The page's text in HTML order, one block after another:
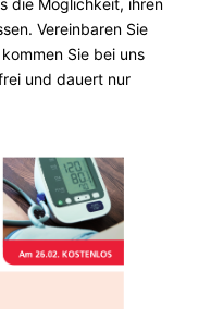
Vereinbaren Sie
Sie bei uns
und dauert nur